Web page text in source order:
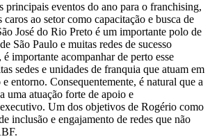
principais eventos do ano para o franchising,
caros ao setor como capacitação e busca de
José do Rio Preto é um importante polo de
São Paulo e muitas redes de sucesso
importante acompanhar de perto esse
sedes e unidades de franquia que atuam em
entorno. Consequentemente, é natural que a
uma atuação forte de apoio e
Um dos objetivos de Rogério como
inclusão e engajamento de redes que não